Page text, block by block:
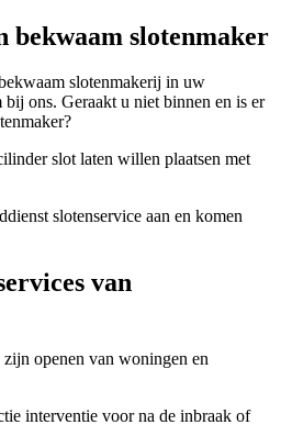
bekwaam slotenmaker
slotenmakerij in uw
ons. Geraakt u niet binnen en is er
slot laten willen plaatsen met
slotenservice aan en komen
van
zijn openen van woningen en
interventie voor na de inbraak of